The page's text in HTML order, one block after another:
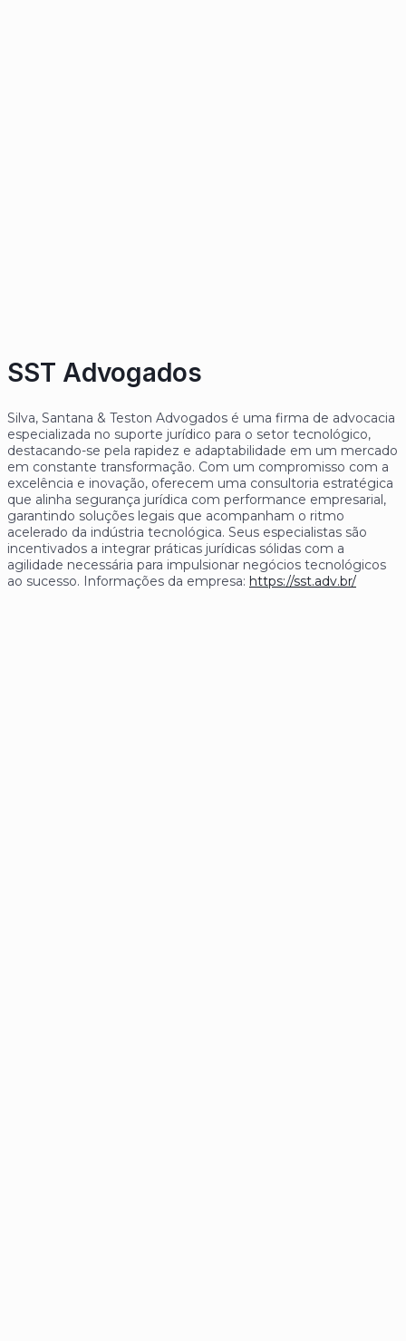
SST Advogados
Silva, Santana & Teston Advogados é uma firma de advocacia
especializada no suporte jurídico para o setor tecnológico,
destacando-se pela rapidez e adaptabilidade em um mercado
em constante transformação. Com um compromisso com a
excelência e inovação, oferecem uma consultoria estratégica
que alinha segurança jurídica com performance empresarial,
garantindo soluções legais que acompanham o ritmo
acelerado da indústria tecnológica. Seus especialistas são
incentivados a integrar práticas jurídicas sólidas com a
agilidade necessária para impulsionar negócios tecnológicos
ao sucesso. Informações da empresa: https://sst.adv.br/